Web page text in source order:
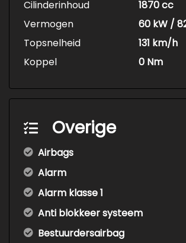
Cilinderinhoud
1870 cc
Vermogen
60 kW /
Topsnelheid
131 km/h
Koppel
0 Nm
Overige
Airbags
Alarm
Alarm klasse 1
Anti blokkeer systeem
Bestuurdersairbag